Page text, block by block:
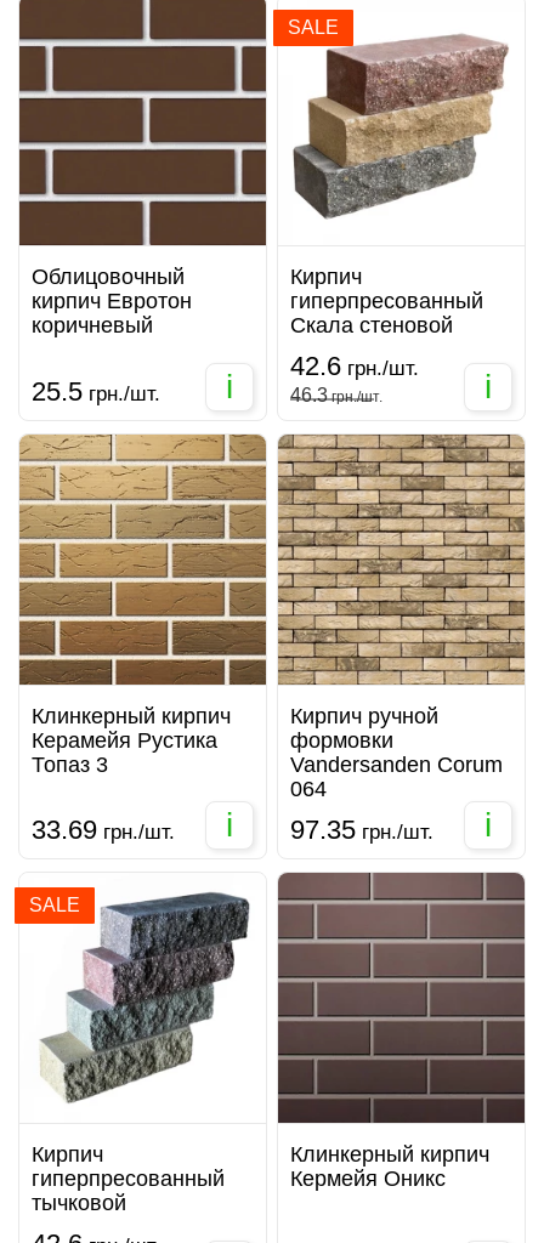
Облицовочный
кирпич Евротон
коричневый
25.5 грн./шт. i
SALE
Кирпич
гиперпресованный
Скала стеновой
42.6 грн./шт.
46.3грн./шт. i
Клинкерный кирпич
Керамейя Рустика
Топаз 3
33.69 грн./шт. i
Кирпич ручной
формовки
Vandersanden Corum
064
97.35 грн./шт. i
SALE
Кирпич
гиперпресованный
тычковой
Клинкерный кирпич
Кермейя Оникс